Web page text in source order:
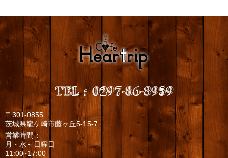
TEL:0297-86-8959
〒301-0855
茨城県龍ケ崎市藤ヶ丘5-15-7
営業時間：
月・水～日曜日
11:00~17:00